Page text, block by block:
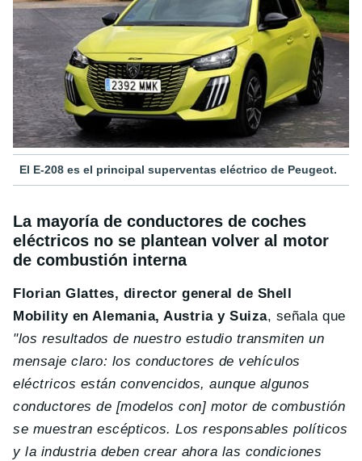
El E-208 es el principal superventas eléctrico de Peugeot.
La mayoría de conductores de coches
eléctricos no se plantean volver al motor
de combustión interna
Florian Glattes, director general de Shell
Mobility en Alemania, Austria y Suiza, señala que
"los resultados de nuestro estudio transmiten un
mensaje claro: los conductores de vehículos
eléctricos están convencidos, aunque algunos
conductores de [modelos con] motor de combustión
se muestran escépticos. Los responsables políticos
y la industria deben crear ahora las condiciones